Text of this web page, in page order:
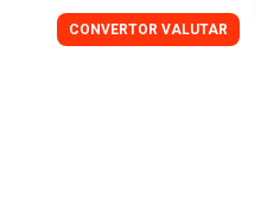
CONVERTOR VALUTAR